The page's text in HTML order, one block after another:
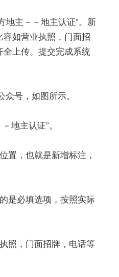
地主－－地主认证”。新
如营业执照，门面招
上传。提交完成系统
号，如图所示。
地主认证”。
置，也就是新增标注，
是必填选项，按照实际
照，门面招牌，电话等